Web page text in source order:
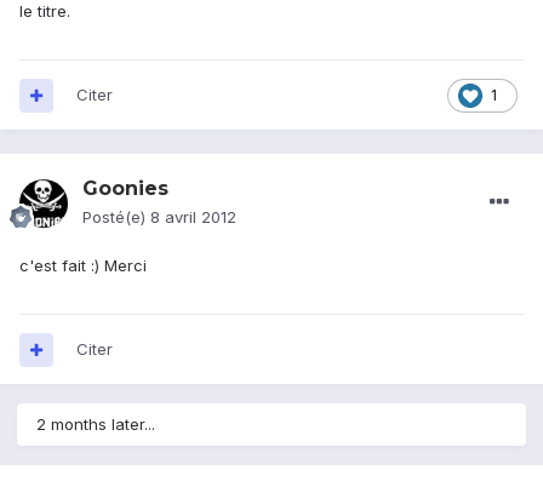
le titre.
1
Citer
Goonies
Posté(e) 8 avril 2012
c'est fait :) Merci
Citer
2 months later...